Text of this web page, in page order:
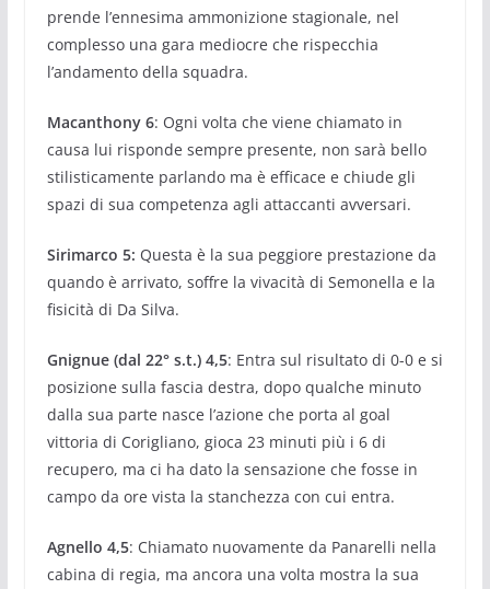
prende l’ennesima ammonizione stagionale, nel
complesso una gara mediocre che rispecchia
l’andamento della squadra.
Macanthony 6: Ogni volta che viene chiamato in
causa lui risponde sempre presente, non sarà bello
stilisticamente parlando ma è efficace e chiude gli
spazi di sua competenza agli attaccanti avversari.
Sirimarco 5: Questa è la sua peggiore prestazione da
quando è arrivato, soffre la vivacità di Semonella e la
fisicità di Da Silva.
Gnignue (dal 22° s.t.) 4,5: Entra sul risultato di 0-0 e si
posizione sulla fascia destra, dopo qualche minuto
dalla sua parte nasce l’azione che porta al goal
vittoria di Corigliano, gioca 23 minuti più i 6 di
recupero, ma ci ha dato la sensazione che fosse in
campo da ore vista la stanchezza con cui entra.
Agnello 4,5: Chiamato nuovamente da Panarelli nella
cabina di regia, ma ancora una volta mostra la sua